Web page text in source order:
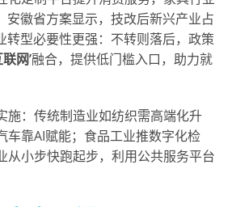
安徽省方案显示，技改后新兴产业占
转型必要性更强：不转则落后，政策
网’融合，提供低门槛入口，助力就
施：传统制造业如纺织需高端化升
车靠AI赋能；食品工业推数字化检
从小步快跑起步，利用公共服务平台